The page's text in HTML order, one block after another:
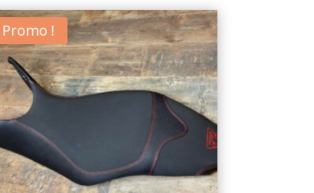
Promo !